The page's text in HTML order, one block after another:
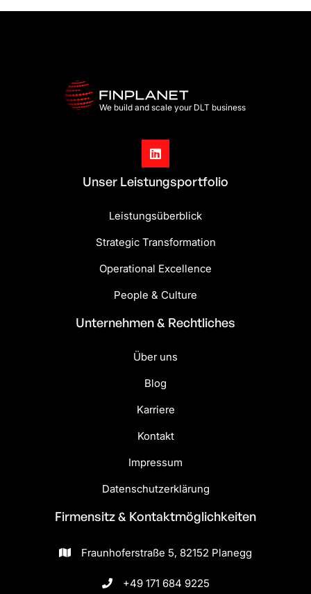
We build and scale your DLT business

Unser Leistungsportfolio
Leistungsüberblick
Strategic Transformation
Operational Excellence
People & Culture
Unternehmen & Rechtliches
Über uns
Blog
Karriere
Kontakt
Impressum
Datenschutzerklärung
Firmensitz & Kontakt­möglichkeiten
 Fraunhoferstraße 5, 82152 Planegg
 +49 171 684 9225